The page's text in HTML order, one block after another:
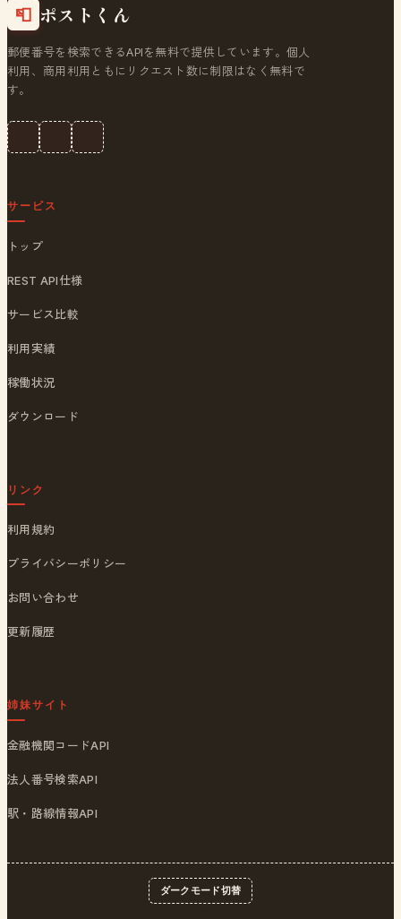
📮 ポストくん
郵便番号を検索できるAPIを無料で提供しています。個人
利用、商用利用ともにリクエスト数に制限はなく無料で
す。
サービス
トップ
REST API仕様
サービス比較
利用実績
稼働状況
ダウンロード
リンク
利用規約
プライバシーポリシー
お問い合わせ
更新履歴
姉妹サイト
金融機関コードAPI
法人番号検索API
駅・路線情報API
ダークモード切替